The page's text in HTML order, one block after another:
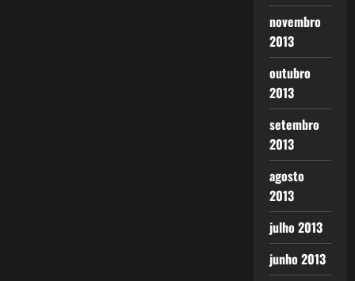
novembro
2013
outubro
2013
setembro
2013
agosto
2013
julho 2013
junho 2013